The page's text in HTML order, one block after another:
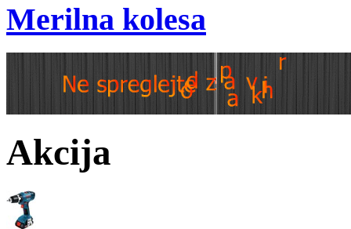
Merilna kolesa
Akcija